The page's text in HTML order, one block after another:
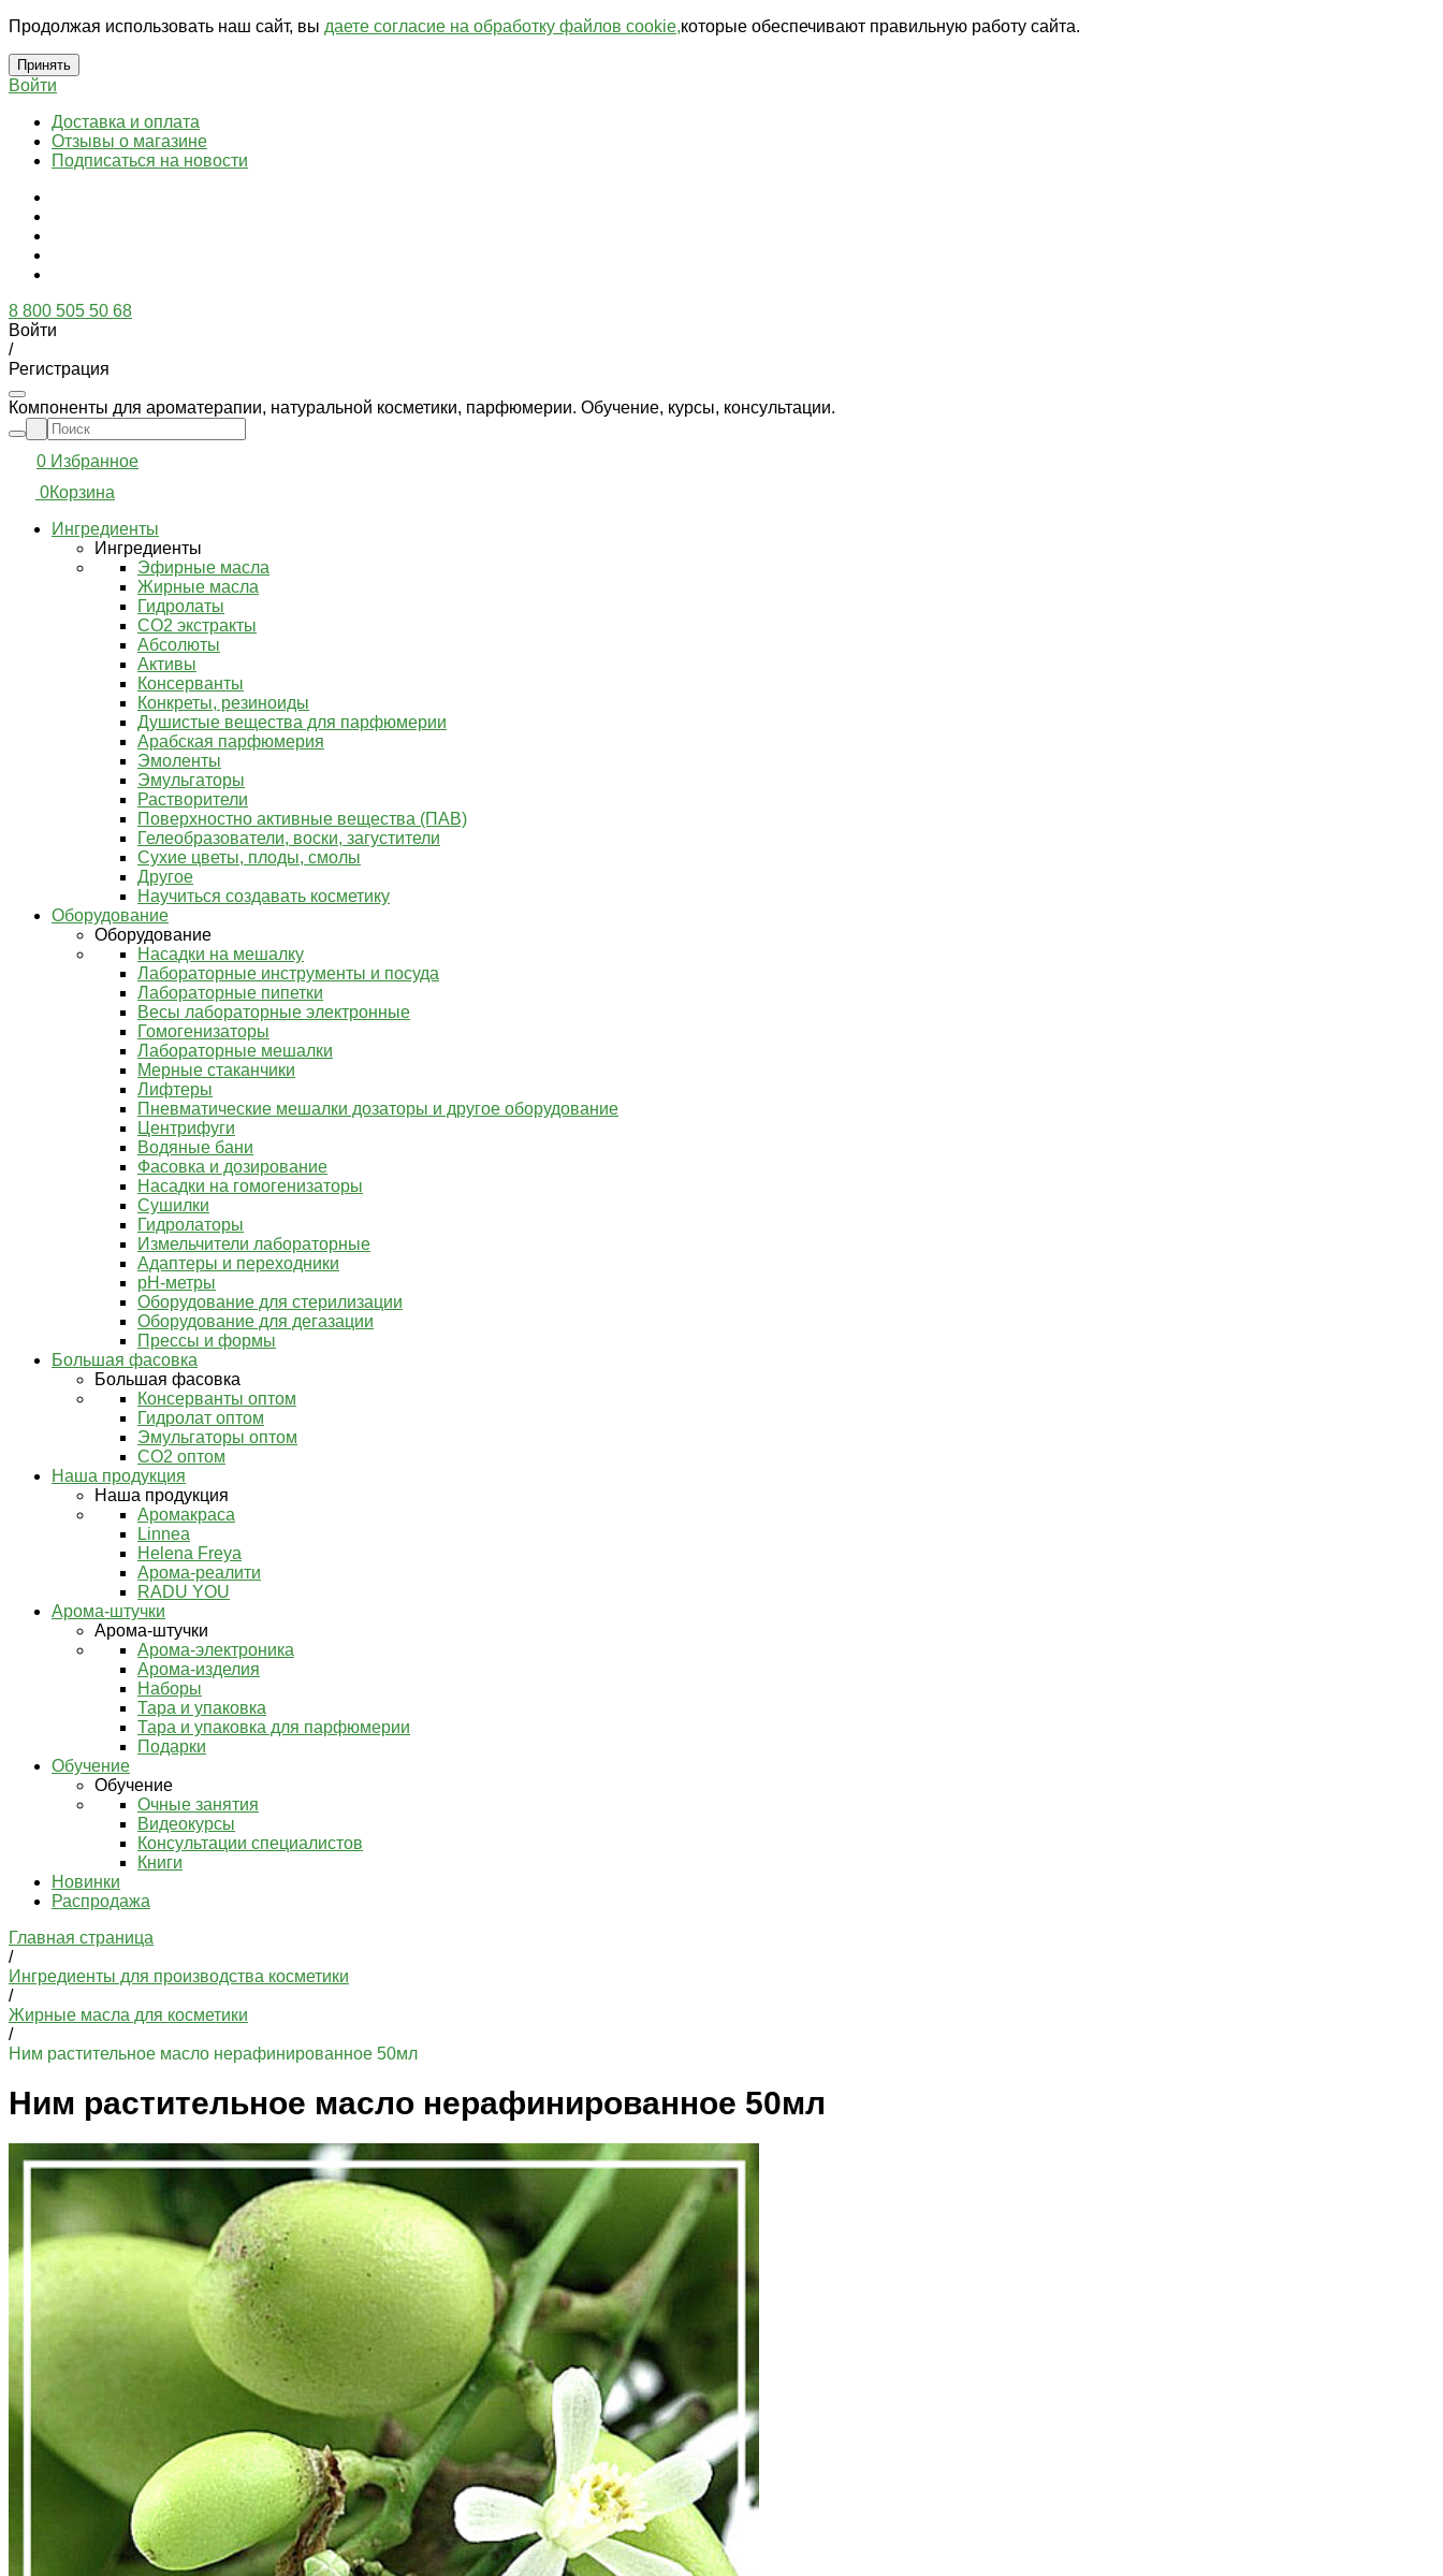
Продолжая использовать наш сайт, вы даете согласие на обработку файлов cookie,которые обеспечивают правильную работу сайта.
Принять
Войти
Доставка и оплата
Отзывы о магазине
Подписаться на новости
8 800 505 50 68
Войти
/
Регистрация
Компоненты для ароматерапии, натуральной косметики, парфюмерии. Обучение, курсы, консультации.
0 Избранное
0Корзина
Ингредиенты
Ингредиенты
Эфирные масла
Жирные масла
Гидролаты
СО2 экстракты
Абсолюты
Активы
Консерванты
Конкреты, резиноиды
Душистые вещества для парфюмерии
Арабская парфюмерия
Эмоленты
Эмульгаторы
Растворители
Поверхностно активные вещества (ПАВ)
Гелеобразователи, воски, загустители
Сухие цветы, плоды, смолы
Другое
Научиться создавать косметику
Оборудование
Оборудование
Насадки на мешалку
Лабораторные инструменты и посуда
Лабораторные пипетки
Весы лабораторные электронные
Гомогенизаторы
Лабораторные мешалки
Мерные стаканчики
Лифтеры
Пневматические мешалки дозаторы и другое оборудование
Центрифуги
Водяные бани
Фасовка и дозирование
Насадки на гомогенизаторы
Сушилки
Гидролаторы
Измельчители лабораторные
Адаптеры и переходники
pH-метры
Оборудование для стерилизации
Оборудование для дегазации
Прессы и формы
Большая фасовка
Большая фасовка
Консерванты оптом
Гидролат оптом
Эмульгаторы оптом
СО2 оптом
Наша продукция
Наша продукция
Аромакраса
Linnea
Helena Freya
Арома-реалити
RADU YOU
Арома-штучки
Арома-штучки
Арома-электроника
Арома-изделия
Наборы
Тара и упаковка
Тара и упаковка для парфюмерии
Подарки
Обучение
Обучение
Очные занятия
Видеокурсы
Консультации специалистов
Книги
Новинки
Распродажа
Главная страница
/
Ингредиенты для производства косметики
/
Жирные масла для косметики
/
Ним растительное масло нерафинированное 50мл
Ним растительное масло нерафинированное 50мл